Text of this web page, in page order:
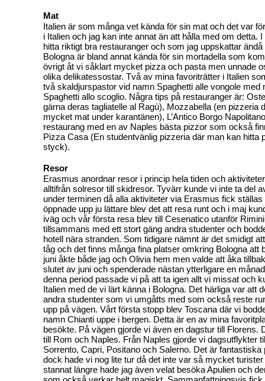
Mat
Italien är som många vet kända för sin mat och det var
i Italien och jag kan inte annat än att hålla med om detta.
hitta riktigt bra restauranger och som jag uppskattar
Bologna är bland annat kända för sin mortadella som
övrigt åt vi såklart mycket pizza och pasta men unnade
olika delikatessostar. Två av mina favoriträtter i Italien
två skaldjurspastor vid namn Spaghetti alle vongole med
Spaghetti allo scoglio. Några tips på restauranger är:
gärna deras tagliatelle al Ragù), Mozzabella (en pizzeria
mycket mat under karantänen), L’Antico Borgo
restaurang med en av Naples bästa pizzor som också
Pizza Casa (En studentvänlig pizzeria där man kan hitta
styck).
Resor
Erasmus anordnar resor i princip hela tiden och
alltifrån solresor till skidresor. Tyvärr kunde vi inte ta del
under terminen då alla aktiviteter via Erasmus fick
öppnade upp ju lättare blev det att resa runt och i maj
iväg och vår första resa blev till Cesenatico utanför
tillsammans med ett stort gäng andra studenter och
hotell nära stranden. Som tidigare nämnt är det smidigt
tåg och det finns många fina platser omkring Bologna att
juni åkte både jag och Olivia hem men valde att åka
slutet av juni och spenderade nästan ytterligare en
denna period passade vi på att ta igen allt vi missat och
Italien med de vi lärt känna i Bologna. Det härliga var att
andra studenter som vi umgåtts med som också reste
upp på vägen. Vårt första stopp blev Toscana där vi
namn Chianti uppe i bergen. Detta är en av mina
besökte. På vägen gjorde vi även en dagstur till Florens.
till Rom och Naples. Från Naples gjorde vi dagsutflykter
Sorrento, Capri, Positano och Salerno. Det är fantastiska
dock hade vi nog lite tur då det inte var så mycket
stannat längre hade jag även velat besöka Apulien och